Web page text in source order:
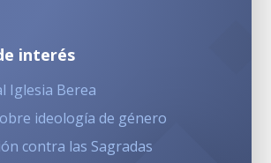
interés
Iglesia Berea
ideología de género
contra las Sagradas